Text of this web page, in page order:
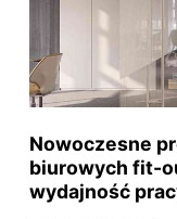
Nowoczesne
biurowych fit-
wydajność